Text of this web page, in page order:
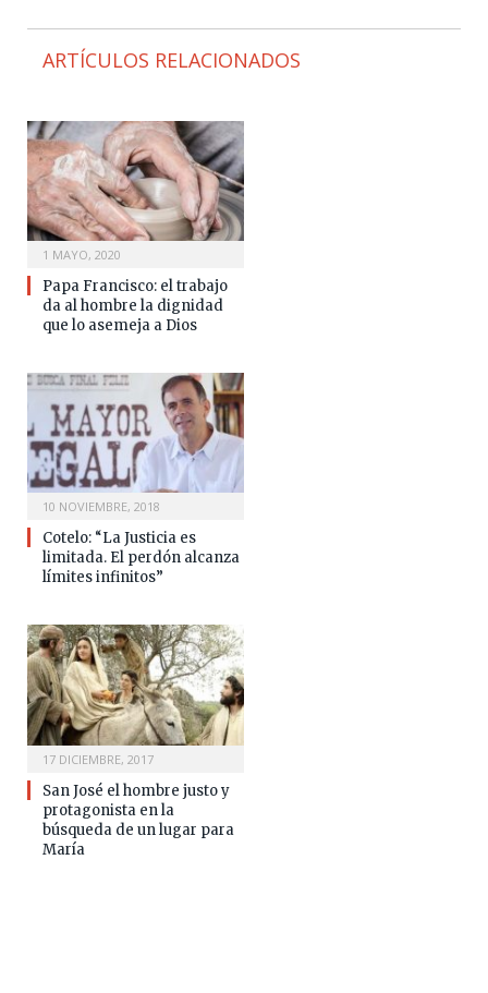
ARTÍCULOS RELACIONADOS
1 MAYO, 2020
Papa Francisco: el trabajo
da al hombre la dignidad
que lo asemeja a Dios
10 NOVIEMBRE, 2018
Cotelo: “La Justicia es
limitada. El perdón alcanza
límites infinitos”
17 DICIEMBRE, 2017
San José el hombre justo y
protagonista en la
búsqueda de un lugar para
María